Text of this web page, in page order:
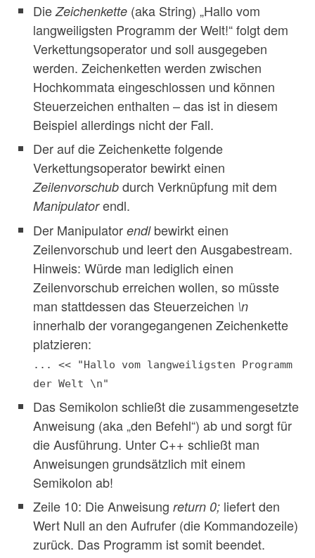
DieZeichenkette (aka String) „Hallo vom
langweiligsten Programm der Welt!“ folgt dem
Verkettungsoperator und soll ausgegeben
werden. Zeichenketten werden zwischen
Hochkommata eingeschlossen und können
Steuerzeichen enthalten – das ist in diesem
Beispiel allerdings nicht der Fall.
Der auf die Zeichenkette folgende
Verkettungsoperator bewirkt einen
Zeilenvorschub durch Verknüpfung mit dem
Manipulatorendl.
Der Manipulatorendlbewirkt einen
Zeilenvorschub und leert den Ausgabestream.
Hinweis: Würde man lediglich einen
Zeilenvorschub erreichen wollen, so müsste
man stattdessen das Steuerzeichen \n
innerhalb der vorangegangenen Zeichenkette
platzieren:
... << "Hallo vom langweiligsten Programm
der Welt \n"
Das Semikolon schließt die zusammengesetzte
Anweisung (aka „den Befehl“) ab und sorgt für
die Ausführung. Unter C++ schließt man
Anweisungen grundsätzlich mit einem
Semikolon ab!
Zeile 10: Die Anweisungreturn 0; liefert den
Wert Null an den Aufrufer (die Kommandozeile)
zurück. Das Programm ist somit beendet.